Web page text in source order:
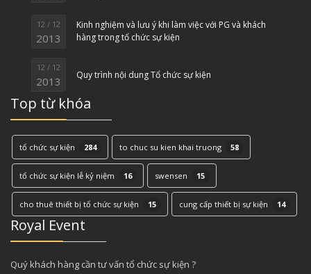
12 / 12
2013
Kinh nghiệm và lưu ý khi làm việc với PG và khách
hàng trong tổ chức sự kiện
12 / 12
2013 Quy trình nội dung Tổ chức sự kiện
Top từ khóa
tổ chức sự kiện 284 to chuc su kien khai truong 58
tổ chức sự kiện lễ kỷ niệm 16 swensen 15
cho thuê thiết bị tổ chức sự kiện 15 cung cấp thiết bị sự kiện 14
Royal Event
Quý khách hàng cần tư vấn tổ chức sự kiện ?